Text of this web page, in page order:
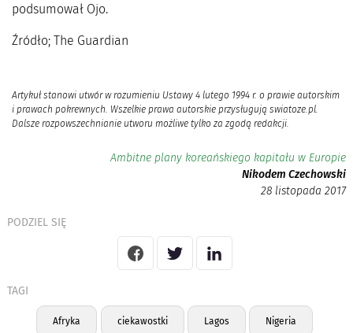
podsumował Ojo.
Źródło; The Guardian
Artykuł stanowi utwór w rozumieniu Ustawy 4 lutego 1994 r. o prawie autorskim
i prawach pokrewnych. Wszelkie prawa autorskie przysługują swiatoze.pl.
Dalsze rozpowszechnianie utworu możliwe tylko za zgodą redakcji.
Ambitne plany koreańskiego kapitału w Europie
Nikodem Czechowski
28 listopada 2017
PODZIEL SIĘ
TAGI
Afryka ciekawostki Lagos Nigeria